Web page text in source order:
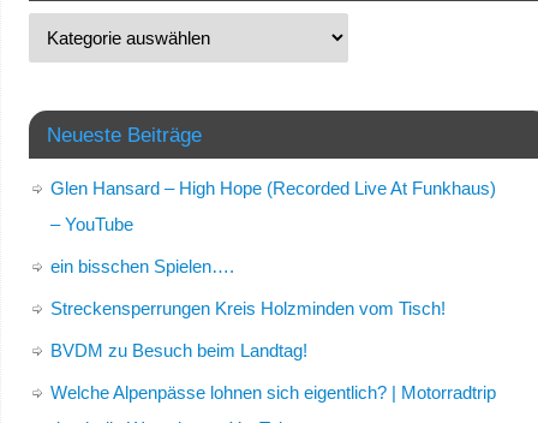
Neueste Beiträge
Glen Hansard – High Hope (Recorded Live At Funkhaus)
– YouTube
ein bisschen Spielen….
Streckensperrungen Kreis Holzminden vom Tisch!
BVDM zu Besuch beim Landtag!
Welche Alpenpässe lohnen sich eigentlich? | Motorradtrip